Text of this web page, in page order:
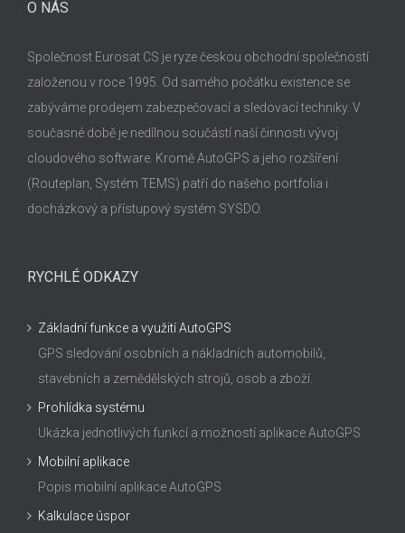
O NÁS
Společnost Eurosat CS je ryze českou obchodní společností
založenou v roce 1995. Od samého počátku existence se
zabýváme prodejem zabezpečovací a sledovací techniky. V
současné době je nedílnou součástí naší činnosti vývoj
cloudového software. Kromě AutoGPS a jeho rozšíření
(Routeplan, Systém TEMS) patří do našeho portfolia i
docházkový a přístupový systém SYSDO.
RYCHLÉ ODKAZY
Základní funkce a využití AutoGPS
GPS sledování osobních a nákladních automobilů,
stavebních a zemědělských strojů, osob a zboží.
Prohlídka systému
Ukázka jednotlivých funkcí a možností aplikace AutoGPS
Mobilní aplikace
Popis mobilní aplikace AutoGPS
Kalkulace úspor